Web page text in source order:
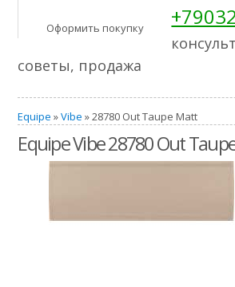
Оформить покупку
советы, продажа
Equipe »Vibe » 28780 Out Taupe Matt
Equipe Vibe 28780 Out